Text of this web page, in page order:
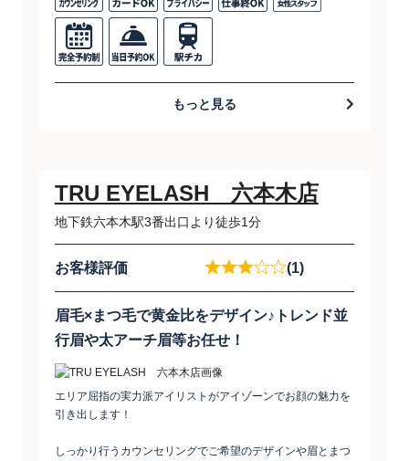
もっと見る
TRU EYELASH 六本木店
地下鉄六本木駅3番出口より徒歩1分
お客様評価 (1)
眉毛×まつ毛で黄金比をデザイン♪トレンド並
行眉や太アーチ眉等お任せ！
エリア屈指の実力派アイリストがアイゾーンでお顔の魅力を
引き出します！
しっかり行うカウンセリングでご希望のデザインや眉とまつ